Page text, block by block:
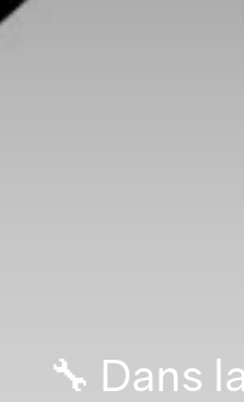
🔧 Dans